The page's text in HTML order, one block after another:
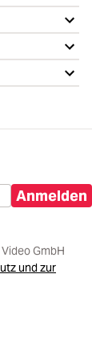
Anmelden
GmbH
und zur